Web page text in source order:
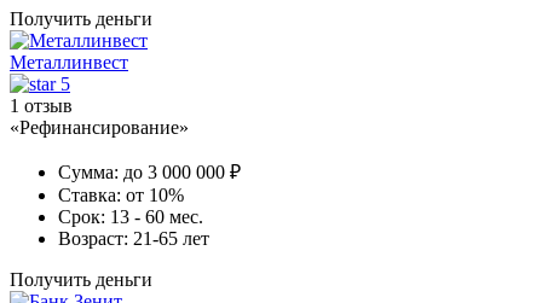
Получить деньги
Металлинвест
5
1 отзыв
«Рефинансирование»
Сумма: до 3 000 000 ₽
Ставка: от 10%
Срок: 13 - 60 мес.
Возраст: 21-65 лет
Получить деньги